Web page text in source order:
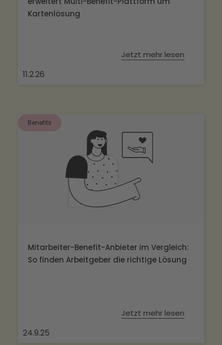
Kartenlösung
11.2.26
Jetzt mehr lesen
Benefits
Mitarbeiter-Benefit-Anbieter im Vergleich:
So finden Arbeitgeber die richtige Lösung
24.9.25
Jetzt mehr lesen